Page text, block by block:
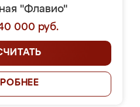
"Флавио"
000 руб.